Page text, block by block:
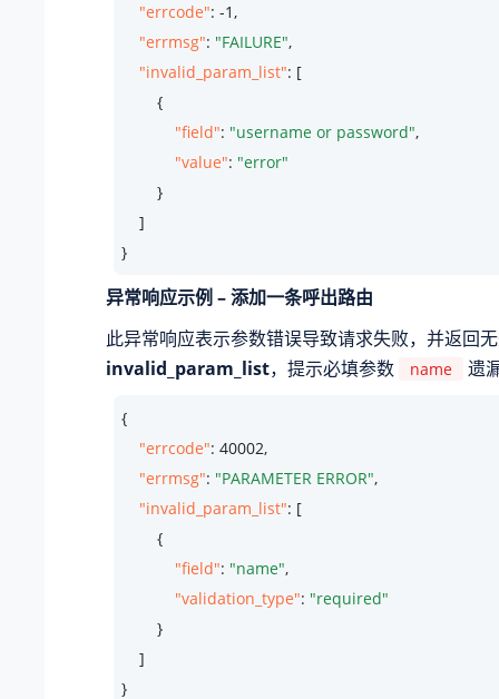
"errcode": -1,
"errmsg": "FAILURE",
"invalid_param_list": [
        {
"field": "username or password",
"value": "error"
        }
    ]
}
异常响应示例 – 添加一条呼出路由
此异常响应表示参数错误导致请求失败，并返回
invalid_param_list，提示必填参数 name 遗
{
"errcode": 40002,
"errmsg": "PARAMETER ERROR",
"invalid_param_list": [
        {
"field": "name",
"validation_type": "required"
        }
    ]
}